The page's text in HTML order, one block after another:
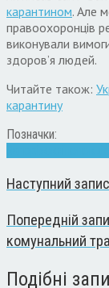
карантином. Але
правоохоронців
виконували
здоров’я людей.
Читайте також:
карантину
Позначки:
Наступний запис
Попередній
комунальний
Подібні